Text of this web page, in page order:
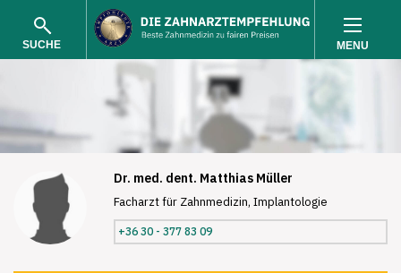
SUCHE
SUCHEN
MENU
Dr. med. dent. Matthias Müller
Facharzt für Zahnmedizin, Implantologie
+36 30 - 377 83 09